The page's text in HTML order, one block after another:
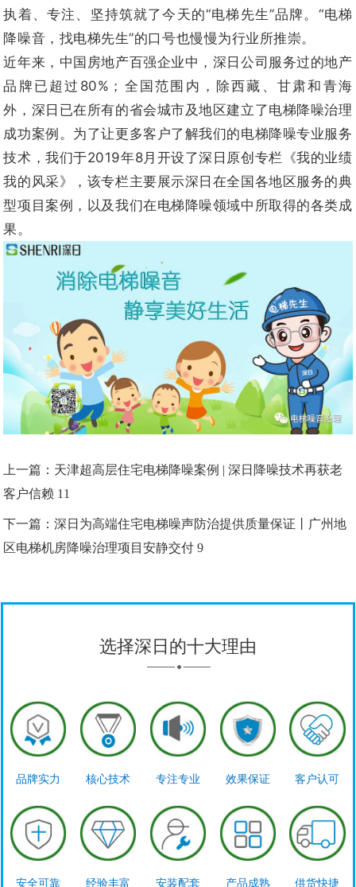
执着、专注、坚持筑就了今天的“电梯先生”品牌。“电梯
降噪音，找电梯先生”的口号也慢慢为行业所推崇。
近年来，中国房地产百强企业中，深日公司服务过的地产
品牌已超过80%；全国范围内，除西藏、甘肃和青海
外，深日已在所有的省会城市及地区建立了电梯降噪治理
成功案例。为了让更多客户了解我们的电梯降噪专业服务
技术，我们于2019年8月开设了深日原创专栏《我的业绩
我的风采》，该专栏主要展示深日在全国各地区服务的典
型项目案例，以及我们在电梯降噪领域中所取得的各类成
果。
上一篇： 天津超高层住宅电梯降噪案例 | 深日降噪技术再获老
客户信赖 11
下一篇：深日为高端住宅电梯噪声防治提供质量保证丨广州地
区电梯机房降噪治理项目安静交付 9
选择深日的十大理由
品牌实力 核心技术 专注专业 效果保证 客户认可
安全可靠 经验丰富 安装配套 产品成熟 供货快捷